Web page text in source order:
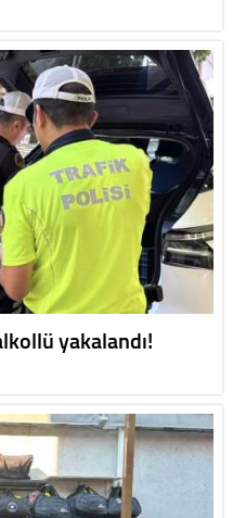
yakalandı!